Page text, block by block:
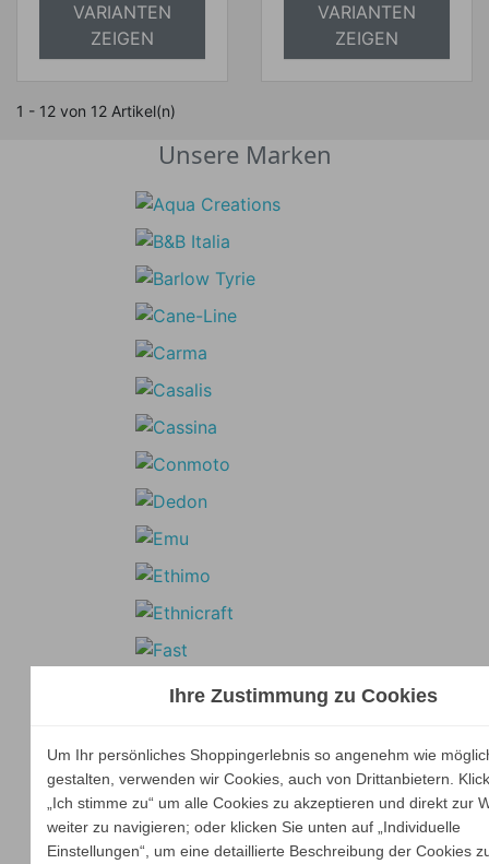
VARIANTEN
ZEIGEN
VARIANTEN
ZEIGEN
1 - 12 von 12 Artikel(n)
Unsere Marken
Ihre Zustimmung zu Cookies
Um Ihr persönliches Shoppingerlebnis so angenehm wie
gestalten, verwenden wir Cookies, auch von Drittanbietern.
„Ich stimme zu“ um alle Cookies zu akzeptieren und direkt zur
weiter zu navigieren; oder klicken Sie unten auf „Individuelle
Einstellungen“, um eine detaillierte Beschreibung der Cookies